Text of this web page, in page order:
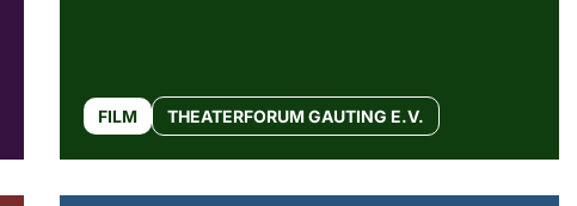
FILM THEATERFORUM GAUTING E.V.